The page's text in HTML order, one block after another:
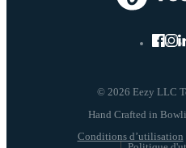
© 2026 Eezy LLC
Conditions d’utilisation